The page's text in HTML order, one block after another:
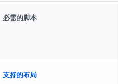
必需的脚本
支持的布局